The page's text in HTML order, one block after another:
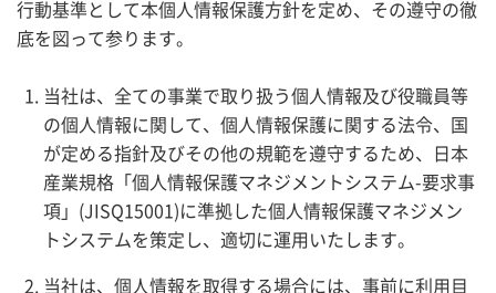
行動基準として本個人情報保護方針を定め、その遵守の徹
底を図って参ります。
当社は、全ての事業で取り扱う個人情報及び役職員等
の個人情報に関して、個人情報保護に関する法令、国
が定める指針及びその他の規範を遵守するため、日本
産業規格「個人情報保護マネジメントシステム-要求事
項」(JISQ15001)に準拠した個人情報保護マネジメン
トシステムを策定し、適切に運用いたします。
当社は、個人情報を取得する場合には、事前に利用目